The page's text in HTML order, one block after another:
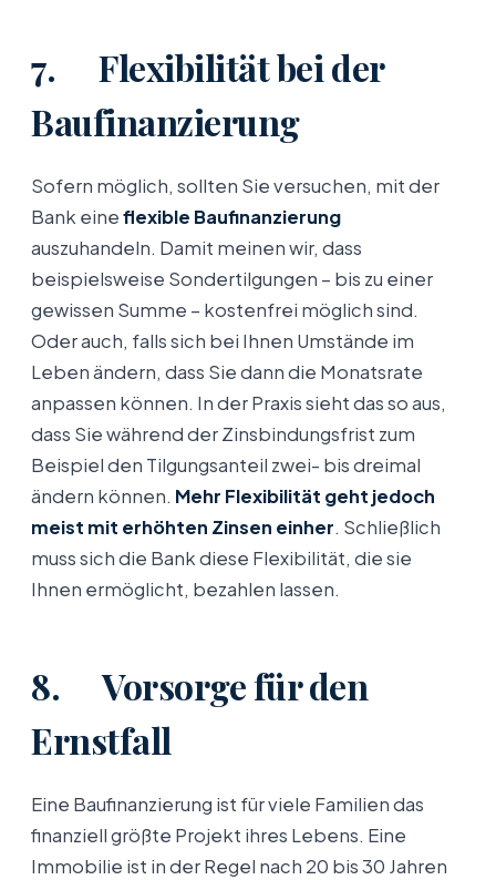
7. Flexibilität bei der
Baufinanzierung
Sofern möglich, sollten Sie versuchen, mit der
Bank eineflexible Baufinanzierung
auszuhandeln. Damit meinen wir, dass
beispielsweise Sondertilgungen – bis zu einer
gewissen Summe – kostenfrei möglich sind.
Oder auch, falls sich bei Ihnen Umstände im
Leben ändern, dass Sie dann die Monatsrate
anpassen können. In der Praxis sieht das so aus,
dass Sie während der Zinsbindungsfrist zum
Beispiel den Tilgungsanteil zwei- bis dreimal
ändern können. Mehr Flexibilität geht jedoch
meist mit erhöhten Zinsen einher. Schließlich
muss sich die Bank diese Flexibilität, die sie
Ihnen ermöglicht, bezahlen lassen.
8. Vorsorge für den
Ernstfall
Eine Baufinanzierung ist für viele Familien das
finanziell größte Projekt ihres Lebens. Eine
Immobilie ist in der Regel nach 20 bis 30 Jahren